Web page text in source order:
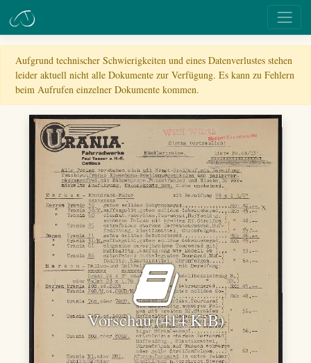
Aufgrund technischer Schwierigkeiten und eines Datenverlustes stehen
leider aktuell nicht alle Dokumente zur Verfügung. Es kann zu Fehlern
beim Aufrufen einzelner Dokumente kommen.
Vorschau (414 KiB)